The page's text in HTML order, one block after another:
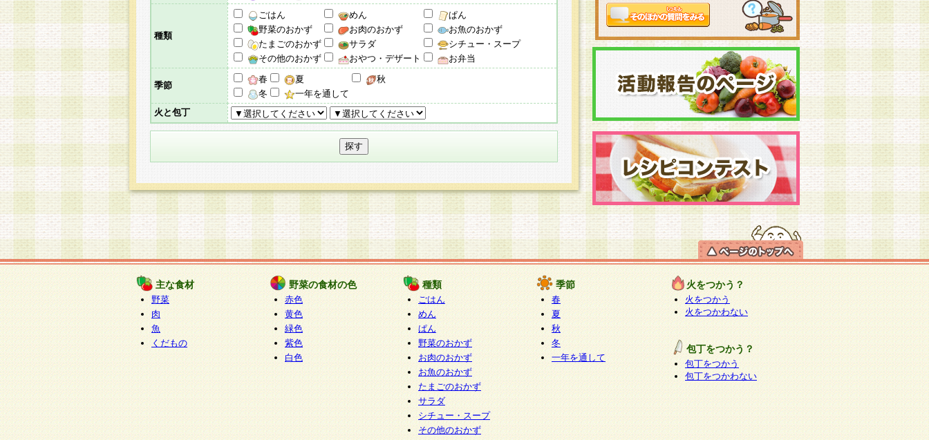
種類
ごはん めん
ぱん
野菜のおかず
お肉のおかず
お魚のおかず
たまごのおかず
サラダ
シチュー・スープ
その他のおかず
おやつ・デザート お弁当
季節
春 夏
秋
冬
一年を通して
火と包丁
主な食材
野菜
肉
魚
くだもの
野菜の食材の色
赤色
黄色
緑色
紫色
白色
種類
ごはん
めん
ぱん
野菜のおかず
お肉のおかず
お魚のおかず
たまごのおかず
サラダ
シチュー・スープ
その他のおかず
季節
春
夏
秋
冬
一年を通して
火をつかう？
火をつかう
火をつかわない
包丁をつかう？
包丁をつかう
包丁をつかわない